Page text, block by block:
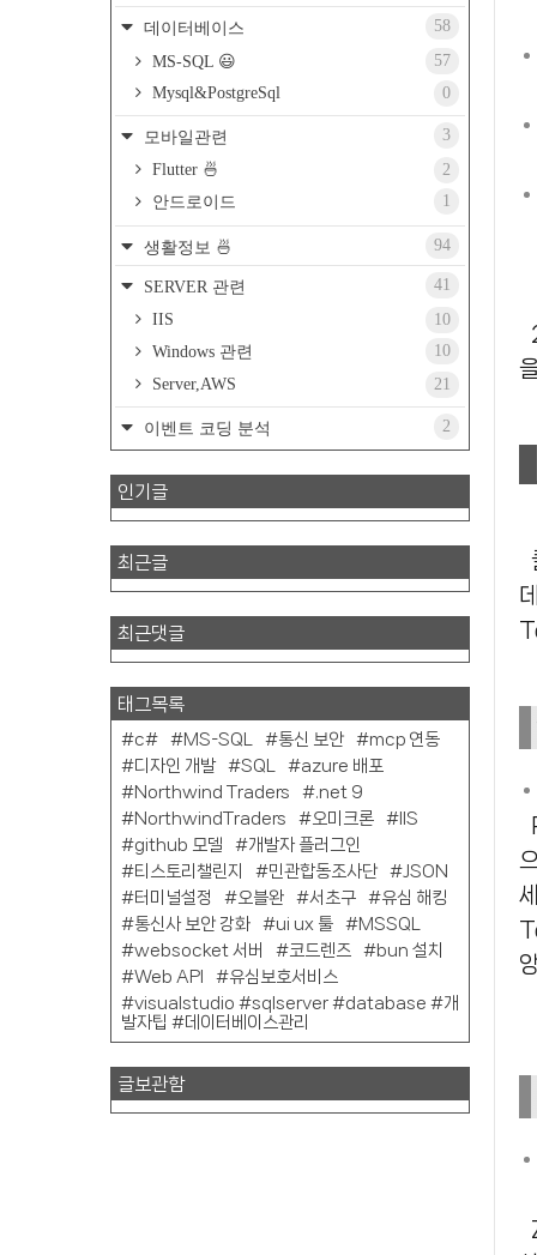
2024년에도 React의 역
클라이언트 상태
Redux Toolkit
Zustand는 보다 간단한
데이터베이스
58
MS-SQL 😃
57
Mysql&PostgreSql
0
모바일관련
3
Flutter 🍜
2
안드로이드
1
생활정보 🍜 94
SERVER 관련
41
IIS
10
Windows 관련
10
Server,AWS
21
이벤트 코딩 분석 2
인기글
최근글
최근댓글
태그목록
c# MS-SQL 통신 보안
mcp 연동
디자인 개발
SQL
azure 배포
Northwind Traders
.net 9
NorthwindTraders
오미크론
IIS
github 모델
개발자 플러그인
티스토리챌린지
민관합동조사단
JSON
터미널설정
오블완 서초구
유심 해킹
통신사 보안 강화
ui ux 툴
MSSQL
websocket 서버
코드렌즈
bun 설치
Web API
유심보호서비스
visualstudio #sqlserver #database #개
발자팁 #데이터베이스관리
글보관함